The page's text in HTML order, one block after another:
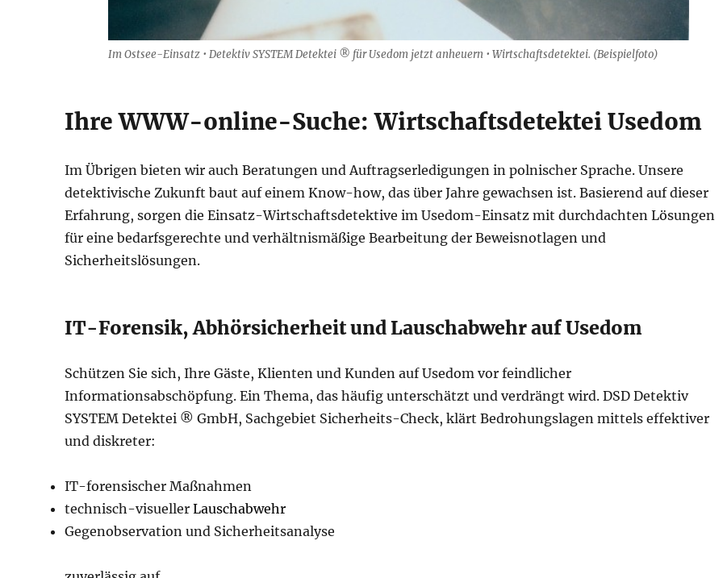
Im Ostsee-Einsatz • Detektiv SYSTEM Detektei ® für Usedom jetzt anheuern • Wirtschaftsdetektei. (Beispielfoto)
Ihre WWW-online-Suche: Wirtschaftsdetektei Usedom
Im Übrigen bieten wir auch Beratungen und Auftragserledigungen in polnischer Sprache. Unsere
detektivische Zukunft baut auf einem Know-how, das über Jahre gewachsen ist. Basierend auf dieser
Erfahrung, sorgen die Einsatz-Wirtschaftsdetektive im Usedom-Einsatz mit durchdachten Lösungen
für eine bedarfsgerechte und verhältnismäßige Bearbeitung der Beweisnotlagen und
Sicherheitslösungen.
IT-Forensik, Abhörsicherheit und Lauschabwehr auf Usedom
Schützen Sie sich, Ihre Gäste, Klienten und Kunden auf Usedom vor feindlicher
Informationsabschöpfung. Ein Thema, das häufig unterschätzt und verdrängt wird. DSD Detektiv
SYSTEM Detektei ® GmbH, Sachgebiet Sicherheits-Check, klärt Bedrohungslagen mittels effektiver
und diskreter:
IT-forensischer Maßnahmen
technisch-visuellerLauschabwehr
Gegenobservation und Sicherheitsanalyse